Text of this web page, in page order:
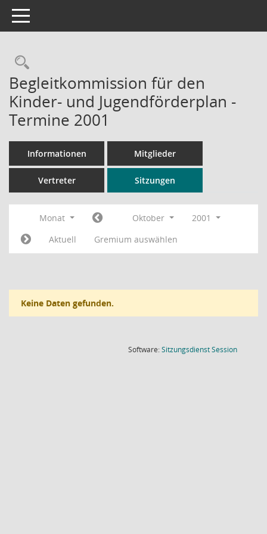
Toggle navigation
Rechercheauswahl
Begleitkommission für den
Kinder- und Jugendförderplan -
Termine 2001
Informationen Mitglieder
Vertreter Sitzungen
Monat Oktober
2001
Aktuell
Gremium auswählen
Keine Daten gefunden.
Software:SitzungsdienstSession(Wird in